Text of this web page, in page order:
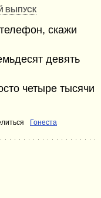
ВЫПУСК
скажи
девять
четыре тысячи
Гонеста